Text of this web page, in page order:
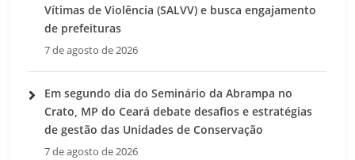
Vítimas de Violência (SALVV) e busca engajamento
de prefeituras
7 de agosto de 2026
Em segundo dia do Seminário da Abrampa no
Crato, MP do Ceará debate desafios e estratégias
de gestão das Unidades de Conservação
7 de agosto de 2026